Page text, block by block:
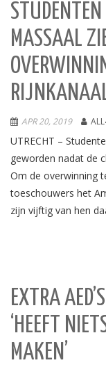
STUDENTEN
MASSAAL
APR 20, 2019
UTRECHT –
geworden nadat de
Om de overwinning
toeschouwers het
zijn vijftig van hen
EXTRA
‘HEEFT
MAKEN’